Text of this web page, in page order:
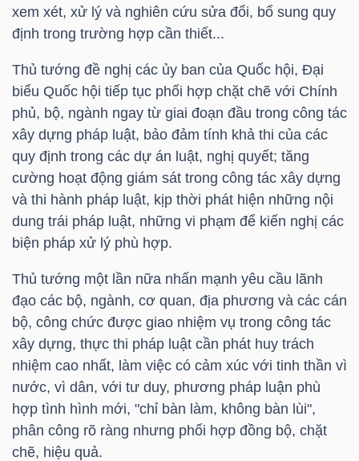
xem xét, xử lý và nghiên cứu sửa đổi, bổ sung quy
định trong trường hợp cần thiết...
Thủ tướng đề nghị các ủy ban của Quốc hội, Đại
biểu Quốc hội tiếp tục phối hợp chặt chẽ với Chính
phủ, bộ, ngành ngay từ giai đoạn đầu trong công tác
xây dựng pháp luật, bảo đảm tính khả thi của các
quy định trong các dự án luật, nghị quyết; tăng
cường hoạt động giám sát trong công tác xây dựng
và thi hành pháp luật, kịp thời phát hiện những nội
dung trái pháp luật, những vi phạm để kiến nghị các
biện pháp xử lý phù hợp.
Thủ tướng một lần nữa nhấn mạnh yêu cầu lãnh
đạo các bộ, ngành, cơ quan, địa phương và các cán
bộ, công chức được giao nhiệm vụ trong công tác
xây dựng, thực thi pháp luật cần phát huy trách
nhiệm cao nhất, làm việc có cảm xúc với tinh thần vì
nước, vì dân, với tư duy, phương pháp luận phù
hợp tình hình mới, "chỉ bàn làm, không bàn lùi",
phân công rõ ràng nhưng phối hợp đồng bộ, chặt
chẽ, hiệu quả.